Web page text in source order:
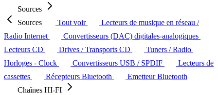
Sources
Sources
Tout voir
Lecteurs de musique en réseau /
Radio Internet
Convertisseurs (DAC) digitales-analogiques
Lecteurs CD
Drives / Transports CD
Tuners / Radio
Horloges - Clock
Convertisseurs USB / SPDIF
Lecteurs de
cassettes
Récepteurs Bluetooth
Emetteur Bluetooth
Chaînes HI-FI